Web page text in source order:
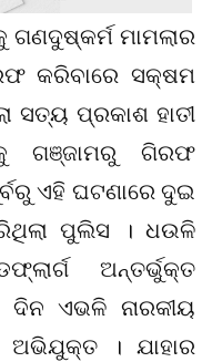
ଗଣଦୁଷ୍କର୍ମ ମାମଲାର
କରିବାରେ ସକ୍ଷମ
ସତ୍ୟ ପ୍ରକାଶ ହାତୀ
ଗଞ୍ଜାମରୁ ଗିରଫ
ଏହି ଘଟଣାରେ ଦୁଇ
ପୁଲିସ । ଧଉଳି
ଅନ୍ତର୍ଭୁକ୍ତ
ଦିନ ଏଭଳି ନାରକୀୟ
। ଯାହାର